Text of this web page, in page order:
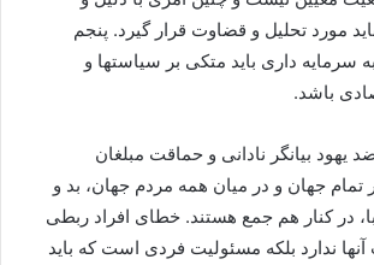
مورد تحلیل و قضاوت قرار گیرد. پنجم
سرمایه داری باید متکی بر سیاستها و
باشد.
یهود بیانگر نادانی و حماقت مبلغان
تمام جهان و در میان همه مردم جهان، بد و
در کنار هم جمع هستند. خطای افراد ربطی
ندارد بلکه مسئولیت فردی است که باید